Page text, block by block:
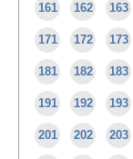
161 162 163
171 172 173
181 182 183
191 192 193
201 202 203